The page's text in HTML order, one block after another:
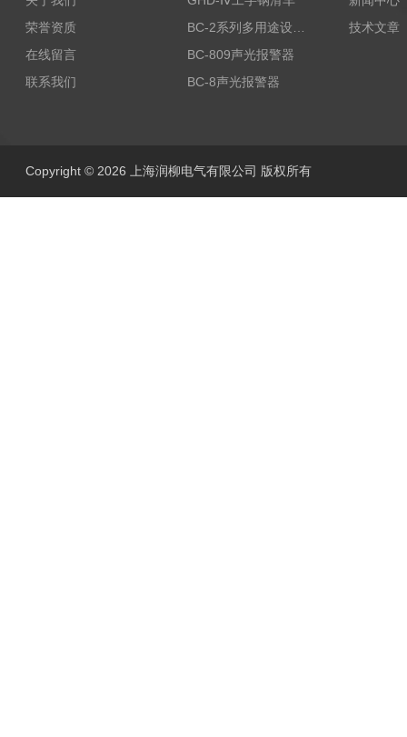
荣誉资质
在线留言
联系我们
BC-809声光报警器
BC-8声光报警器
技术文章
Copyright © 2026 上海润柳电气有限公司 版权所有